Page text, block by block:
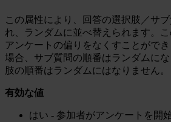
この属性により、回答の選択肢／サ
れ、ランダムに並べ替えられます。こ
アンケートの偏りをなくすことがで
場合、サブ質問の順番はランダムに
肢の順番はランダムにはなりません。
有効な値
はい - 参加者がアンケートを開